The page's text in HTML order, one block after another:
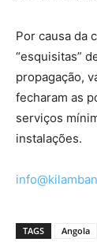
Por causa da
“esquisitas”
propagação,
fecharam as
serviços
instalações.
TAGS Angola